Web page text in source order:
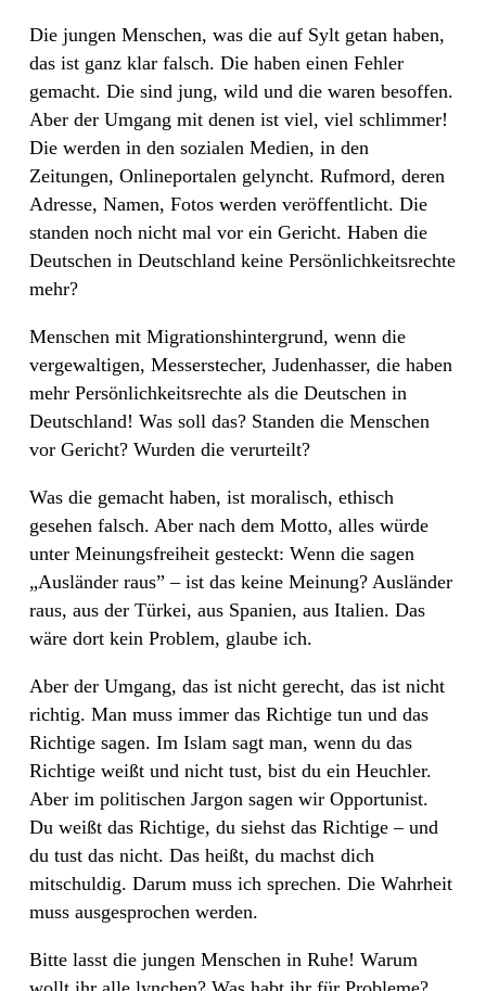
Die jungen Menschen, was die auf Sylt getan haben,
das ist ganz klar falsch. Die haben einen Fehler
gemacht. Die sind jung, wild und die waren besoffen.
Aber der Umgang mit denen ist viel, viel schlimmer!
Die werden in den sozialen Medien, in den
Zeitungen, Onlineportalen gelyncht. Rufmord, deren
Adresse, Namen, Fotos werden veröffentlicht. Die
standen noch nicht mal vor ein Gericht. Haben die
Deutschen in Deutschland keine Persönlichkeitsrechte
mehr?
Menschen mit Migrationshintergrund, wenn die
vergewaltigen, Messerstecher, Judenhasser, die haben
mehr Persönlichkeitsrechte als die Deutschen in
Deutschland! Was soll das? Standen die Menschen
vor Gericht? Wurden die verurteilt?
Was die gemacht haben, ist moralisch, ethisch
gesehen falsch. Aber nach dem Motto, alles würde
unter Meinungsfreiheit gesteckt: Wenn die sagen
„Ausländer raus” – ist das keine Meinung? Ausländer
raus, aus der Türkei, aus Spanien, aus Italien. Das
wäre dort kein Problem, glaube ich.
Aber der Umgang, das ist nicht gerecht, das ist nicht
richtig. Man muss immer das Richtige tun und das
Richtige sagen. Im Islam sagt man, wenn du das
Richtige weißt und nicht tust, bist du ein Heuchler.
Aber im politischen Jargon sagen wir Opportunist.
Du weißt das Richtige, du siehst das Richtige – und
du tust das nicht. Das heißt, du machst dich
mitschuldig. Darum muss ich sprechen. Die Wahrheit
muss ausgesprochen werden.
Bitte lasst die jungen Menschen in Ruhe! Warum